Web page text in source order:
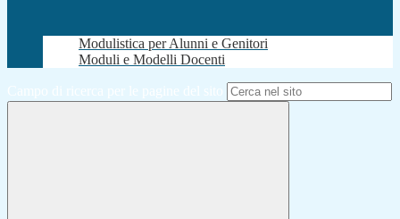
Modulistica per Alunni e Genitori
Moduli e Modelli Docenti
Campo di ricerca per le pagine del sito